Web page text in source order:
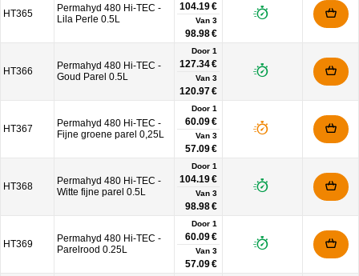
HT365
Permahyd 480 Hi-TEC -
Lila Perle 0.5L
104.19 €
Van 3
98.98 €
HT366
Permahyd 480 Hi-TEC -
Goud Parel 0.5L
Door 1
127.34 €
Van 3
120.97 €
HT367
Permahyd 480 Hi-TEC -
Fijne groene parel 0,25L
Door 1
60.09 €
Van 3
57.09 €
HT368
Permahyd 480 Hi-TEC -
Witte fijne parel 0.5L
Door 1
104.19 €
Van 3
98.98 €
HT369
Permahyd 480 Hi-TEC -
Parelrood 0.25L
Door 1
60.09 €
Van 3
57.09 €